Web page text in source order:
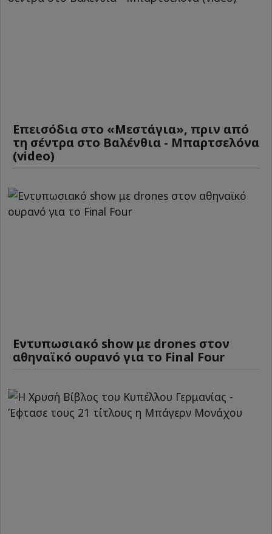
Επεισόδια στο «Μεστάγια», πριν από
τη σέντρα στο Βαλένθια - Μπαρτσελόνα
(video)
Εντυπωσιακό show με drones στον
αθηναϊκό ουρανό για το Final Four